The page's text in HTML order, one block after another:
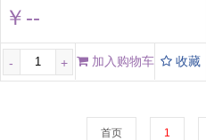
￥--
- + 加入购物车 收藏
首页 1